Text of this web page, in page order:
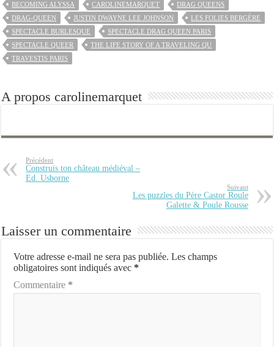
BECOMING ALYSSA
CAROLINEMARQUET
DRAG QUEENS
DRAG-QUEEN
JUSTIN DWAYNE LEE JOHNSON
LES FOLIES BERGÈRE
SPECTACLE BURLESQUE
SPECTACLE DRAG QUEEN PARIS
SPECTACLE QUEER
THE LIFE STORY OF A TRAVELING QU
TRAVESTIS PARIS
A propos carolinemarquet
Précédent
Construis ton château médiéval –
Ed. Usborne
Suivant
Les puzzles du Père Castor Roule
Galette & Poule Rousse
Laisser un commentaire
Votre adresse e-mail ne sera pas publiée. Les champs
obligatoires sont indiqués avec *
Commentaire *